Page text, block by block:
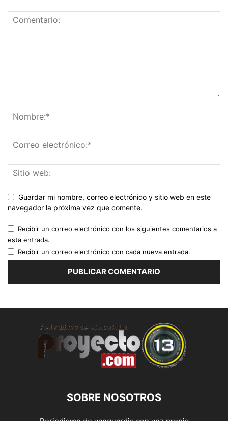
Guardar mi nombre, correo electrónico y sitio web en este
navegador la próxima vez que comente.
Recibir un correo electrónico con los siguientes comentarios a
esta entrada.
Recibir un correo electrónico con cada nueva entrada.
SOBRE NOSOTROS